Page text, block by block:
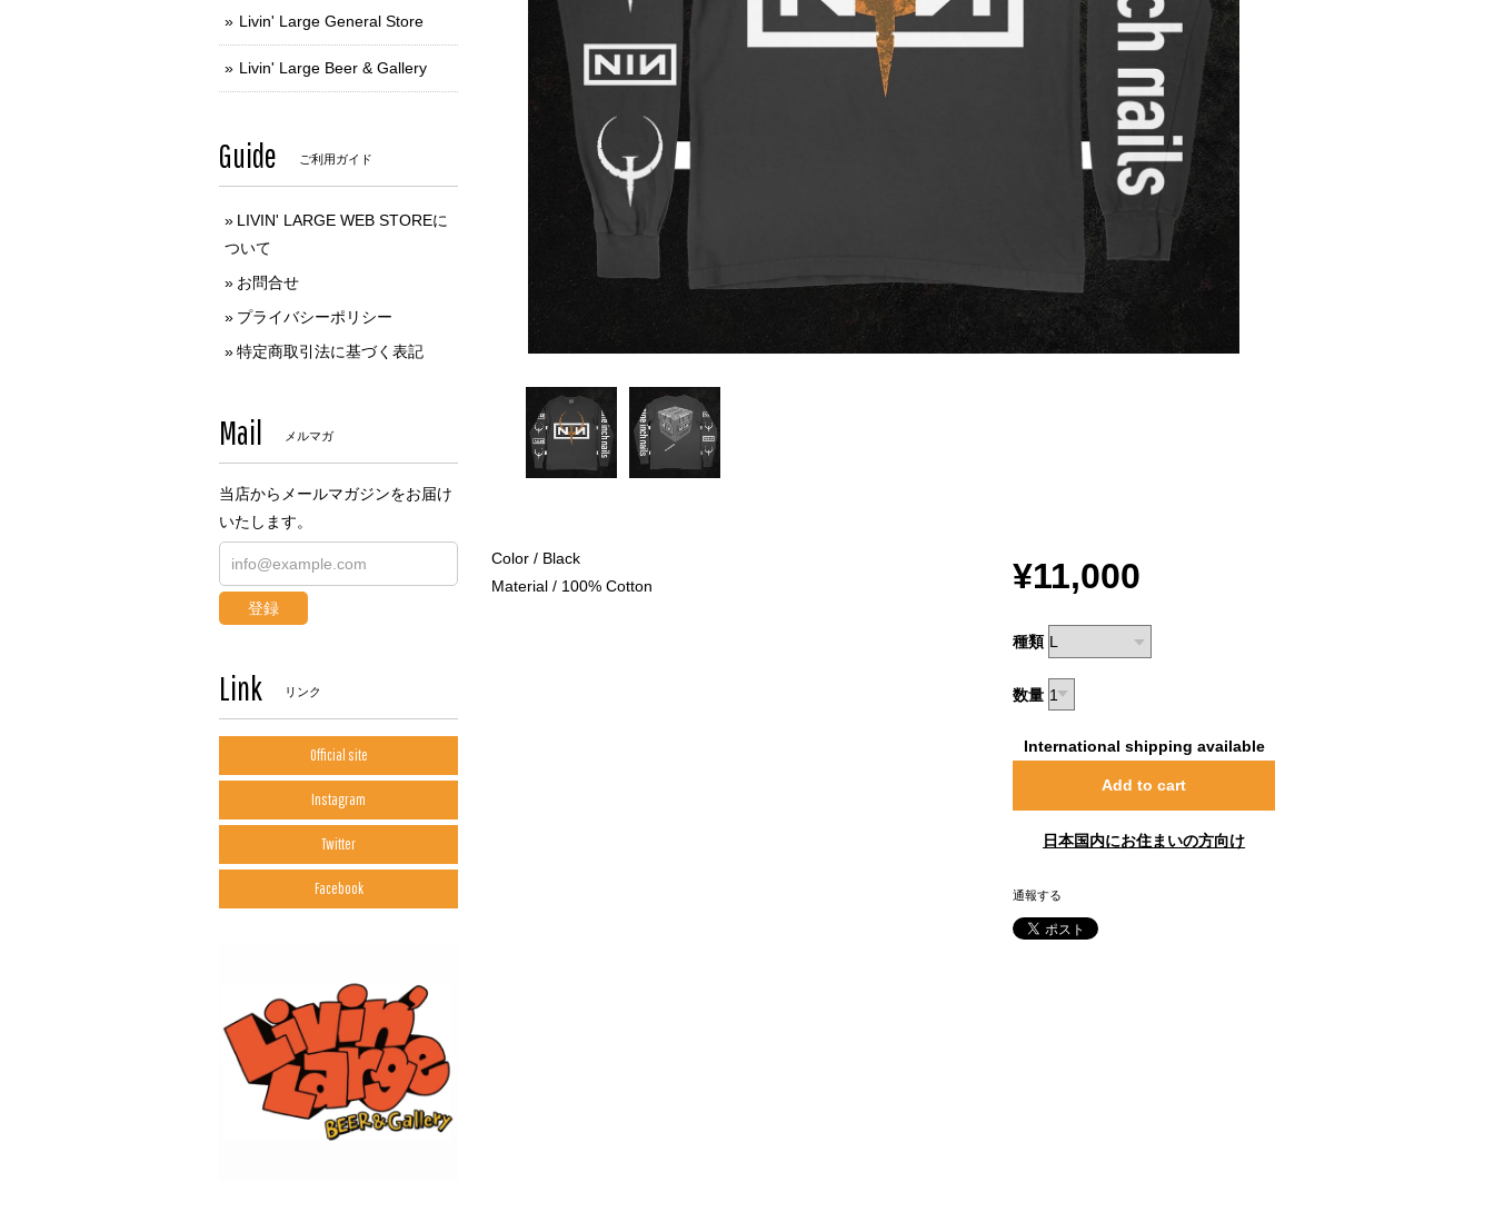
Color / Black
Material / 100% Cotton
¥11,000
種類
数量
International shipping available
Add to cart
日本国内にお住まいの方向け
通報する
Livin' Large General Store
Livin' Large Beer & Gallery
Guide ご利用ガイド
LIVIN' LARGE WEB STOREに
ついて
お問合せ
プライバシーポリシー
特定商取引法に基づく表記
Mail メルマガ
当店からメールマガジンをお届け
いたします。
登録
Link リンク
Official site
Instagram
Twitter
Facebook